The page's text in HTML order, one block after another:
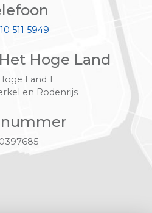
511 5949
Hoge Land
Land 1
en Rodenrijs
nummer